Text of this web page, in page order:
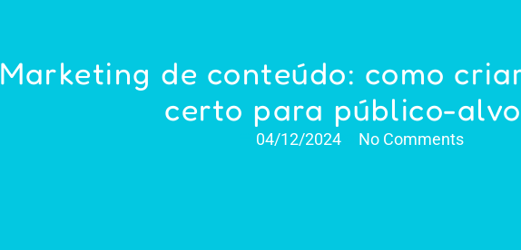
Marketing de conteúdo: como
certo para público-
04/12/2024 No Comments